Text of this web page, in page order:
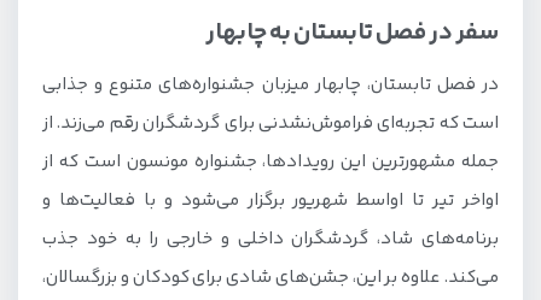
سفر در فصل تابستان به چابهار
در فصل تابستان، چابهار میزبان جشنواره‌های متنوع و جذابی
است که تجربه‌ای فراموش‌نشدنی برای گردشگران رقم می‌زند. از
جمله مشهورترین این رویدادها، جشنواره مونسون است که از
اواخر تیر تا اواسط شهریور برگزار می‌شود و با فعالیت‌ها و
برنامه‌های شاد، گردشگران داخلی و خارجی را به خود جذب
می‌کند. علاوه بر این، جشن‌های شادی برای کودکان و بزرگسالان،